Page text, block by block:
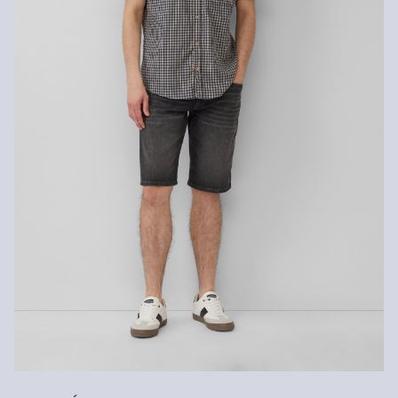
Fibre certifiée durable
Dans le domaine des fibres certifiées durables, nous nous
engageons à utiliser des fibres naturelles provenant de sources
renouvelables. Leurs matières premières sont cultivées de
manière à économiser les ressources.
Soutien à Better Cotton
En choisissant nos produits en coton, vous soutenez notre
engagement envers la mission de Better Cotton visant à aider les
communautés à survivre et à prospérer, tout en protégeant et en
restaurant l’environnement. Better Cotton soutient les
communautés agricoles sur les plans social, environnemental et
économique en formant les agriculteurs aux méthodes de culture
et peut donc ne pas contenir de coton Better Cotton.